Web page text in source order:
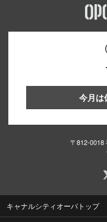
今月は
〒812-0018
キャナルシティオーパトップ